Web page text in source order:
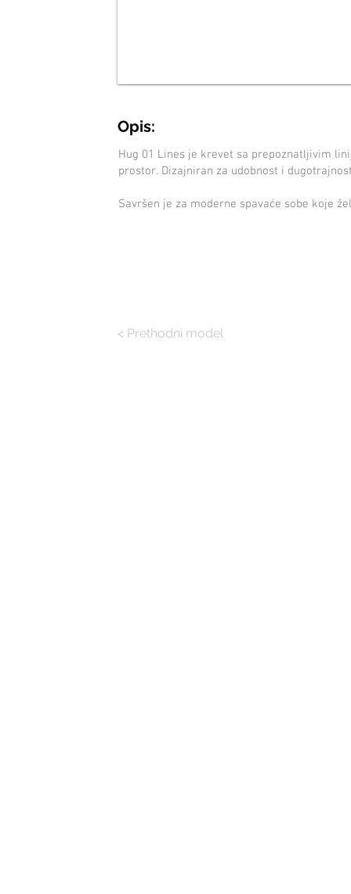
Opis:
Hug 01 Lines je krevet sa prepoznatljivim
prostor. Dizajniran za udobnost i
Savršen je za moderne spavaće sobe koje
< Prethodni model